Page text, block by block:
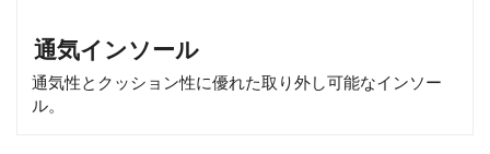
通気インソール
通気性とクッション性に優れた取り外し可能なインソー
ル。